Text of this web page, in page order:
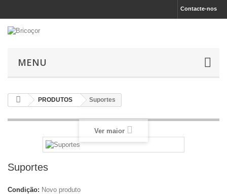
Contacte-nos
MENU
PRODUTOS Suportes
Ver maior
Suportes
Condição: Novo produto